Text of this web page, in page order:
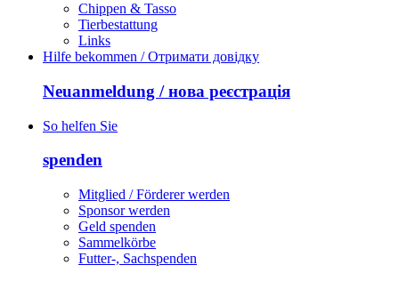
Chippen & Tasso
Tierbestattung
Links
Hilfe bekommen / Отримати довідку
Neuanmeldung / нова реєстрація
So helfen Sie
spenden
Mitglied / Förderer werden
Sponsor werden
Geld spenden
Sammelkörbe
Futter-, Sachspenden